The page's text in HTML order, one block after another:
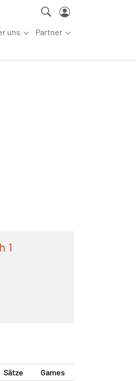
for "Angebot"
uns
Submenu for "Über uns"
Partner
Submenu for
1
Sätze Games